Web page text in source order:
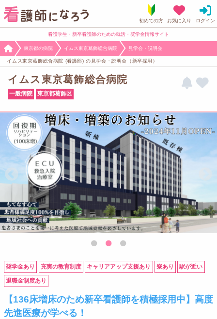
看護学生・新卒看護師のための就活・奨学金情報サイト
東京都の病院 イムス東京葛飾総合病院 見学会・説明会
イムス東京葛飾総合病院 (看護部) の見学会・説明会（新卒採用）
イムス東京葛飾総合病院
一般病院 東京都葛飾区
奨学金あり 充実の教育制度 キャリアアップ支援あり 寮あり 駅が近い
退職金制度あり
【136床増床のため新卒看護師を積極採用中】高度
先進医療が学べる！